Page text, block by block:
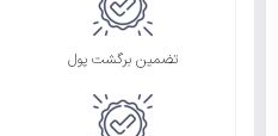
تضمین برگشت پول